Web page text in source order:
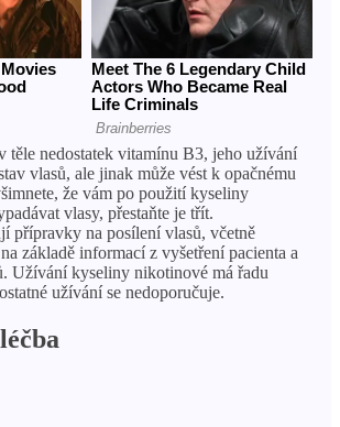
těle nedostatek vitamínu B3, jeho užívání
vlasů, ale jinak může vést k opačnému
že vám po použití kyseliny
vlasy, přestaňte je třít.
přípravky na posílení vlasů, včetně
základě informací z vyšetření pacienta a
Užívání kyseliny nikotinové má řadu
užívání se nedoporučuje.